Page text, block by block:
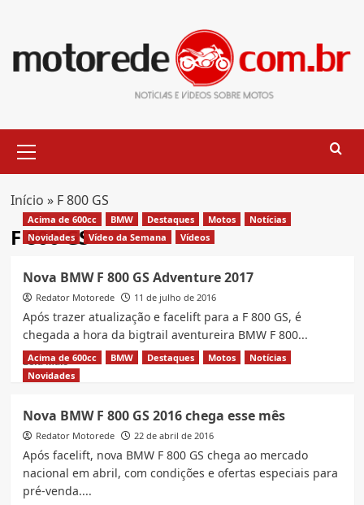
content
Menu
Início » F 800 GS
F 800 GS
Acima de 600cc BMW Destaques Motos
Notícias
Novidades
Vídeo da Semana Vídeos
Nova BMW F 800 GS Adventure 2017
Redator Motorede 11 de julho de 2016
Após trazer atualização e facelift para a F 800 GS, é
chegada a hora da bigtrail aventureira BMW F 800...
Leia MaisRead
more
BMW
F
800
GS
Adventure
2017
Acima de 600cc BMW Destaques Motos
Notícias
Novidades
Nova BMW F 800 GS 2016 chega esse mês
Redator Motorede 22 de abril de 2016
Após facelift, nova BMW F 800 GS chega ao mercado
nacional em abril, com condições e ofertas especiais para
pré-venda....